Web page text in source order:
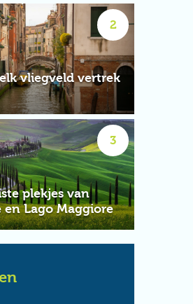
vliegveld vertrek
plekjes van
en Lago Maggiore